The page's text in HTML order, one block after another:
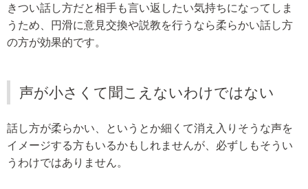
きつい話し方だと相手も言い返したい気持ちになってしま
うため、円滑に意見交換や説教を行うなら柔らかい話し方
の方が効果的です。
声が小さくて聞こえないわけではない
話し方が柔らかい、というとか細くて消え入りそうな声を
イメージする方もいるかもしれませんが、必ずしもそうい
うわけではありません。